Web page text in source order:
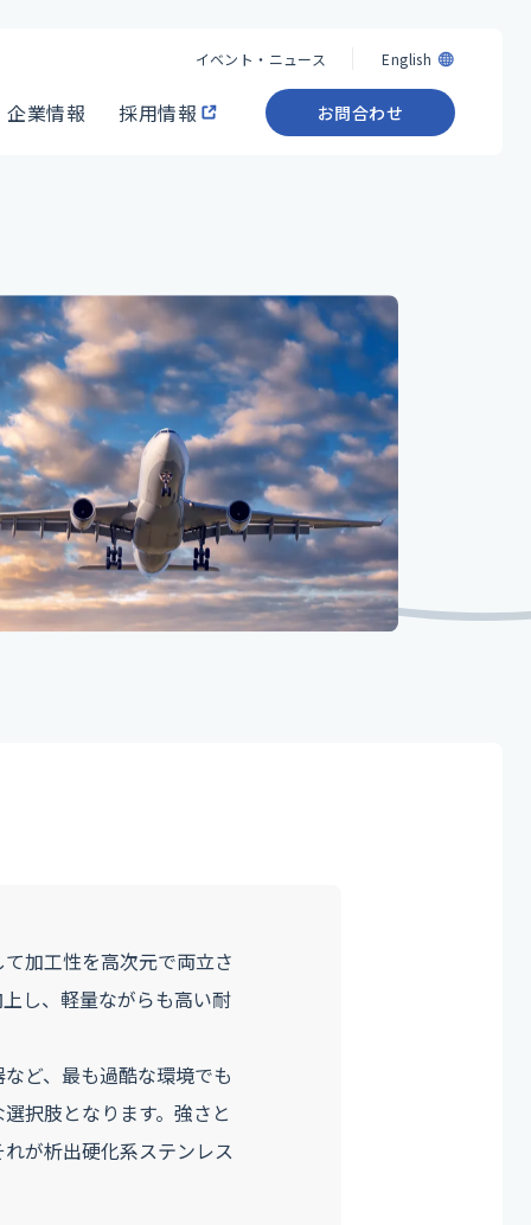
企業情報 採用情報
イベント・ニュース
イベント・ニュース
English
English
お問合わせ
加工性を高次元で両立さ
し、軽量ながらも高い耐
ど、最も過酷な環境でも
択肢となります。強さと
が析出硬化系ステンレス